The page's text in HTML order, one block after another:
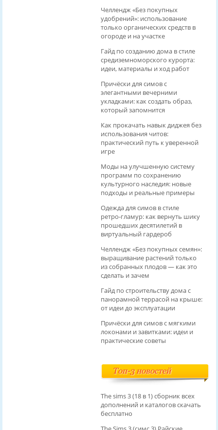
Челлендж «Без покупных
удобрений»: использование
только органических средств в
огороде и на участке
Гайд по созданию дома в стиле
средиземноморского курорта:
идеи, материалы и ход работ
Причёски для симов с
элегантными вечерними
укладками: как создать образ,
который запомнится
Как прокачать навык диджея без
использования читов:
практический путь к уверенной
игре
Моды на улучшенную систему
программ по сохранению
культурного наследия: новые
подходы и реальные примеры
Одежда для симов в стиле
ретро‑гламур: как вернуть шику
прошедших десятилетий в
виртуальный гардероб
Челлендж «Без покупных семян»:
выращивание растений только
из собранных плодов — как это
сделать и зачем
Гайд по строительству дома с
панорамной террасой на крыше:
от идеи до эксплуатации
Причёски для симов с мягкими
локонами и завитками: идеи и
практические советы
Топ-3 новостей
The sims 3 (18 в 1) сборник всех
дополнений и каталогов скачать
бесплатно